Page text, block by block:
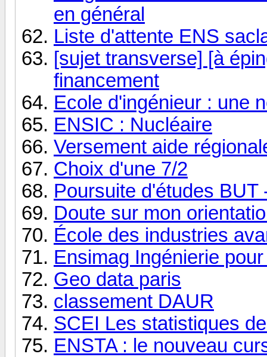
en général
Liste d'attente ENS
[sujet transverse] [à
financement
Ecole d'ingénieur : une
ENSIC : Nucléaire
Versement aide
Choix d'une 7/2
Poursuite d'études BUT
Doute sur mon
École des industries
Ensimag Ingénierie
Geo data paris
classement DAUR
SCEI Les statistiques
ENSTA : le nouveau